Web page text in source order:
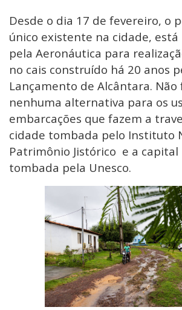
Desde o dia 17 de fevereiro, o
único existente na cidade,
pela Aeronáutica para
no cais construído há 20 anos
Lançamento de Alcântara. Não
nenhuma alternativa para os
embarcações que fazem a
cidade tombada pelo Instituto
Patrimônio Jistórico e a
tombada pela Unesco.